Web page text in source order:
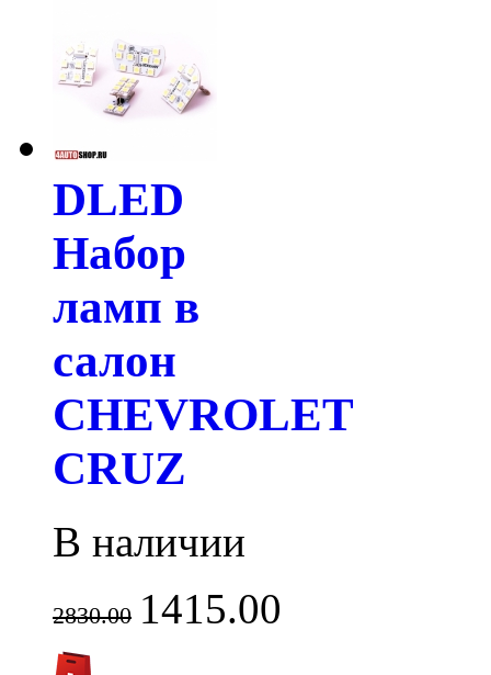
DLED
Набор
ламп в
салон
CHEVROLET
CRUZ
В наличии
2830.00 1415.00